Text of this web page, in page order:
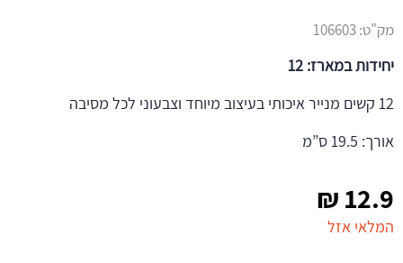
12.9
₪
המלאי אזל
מק"ט:106603
יחידות במארז: 12
12 קשים מנייר איכותי בעיצוב מיוחד וצבעוני לכל מסיבה
אורך: 19.5 ס”מ